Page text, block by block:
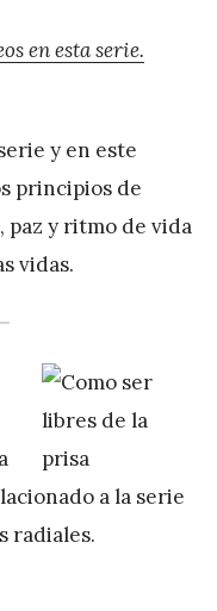
en esta serie.
y en este
principios de
paz y ritmo de vida
vidas.
a la serie
radiales.